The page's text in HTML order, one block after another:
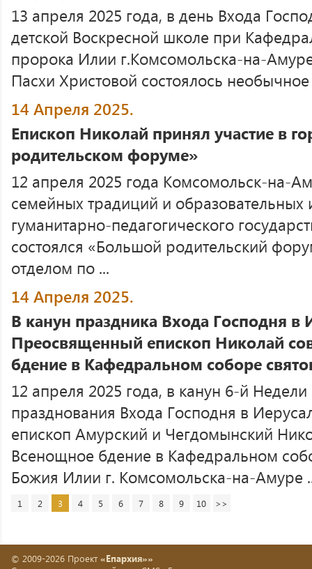
13 апреля 2025 года, в день Входа
детской Воскресной школе при
пророка Илии г.Комсомольска-на-
Пасхи Христовой состоялось необычное
14 Апреля 2025.
Епископ Николай принял участие в
родительском форуме»
12 апреля 2025 года Комсомольск-на-
семейных традиций и образовательных
гуманитарно-педагогического
состоялся «Большой родительский
отделом по ...
14 Апреля 2025.
В канун праздника Входа Господня в
Преосвященный епископ Николай
бдение в Кафедральном соборе
12 апреля 2025 года, в канун 6-й Недели
празднования Входа Господня в
епископ Амурский и Чегдомынский
Всенощное бдение в Кафедральном
Божия Илии г. Комсомольска-на-Амуре
1 2 3 4 5 6 7 8 9 10 >>
© 2009-2026 Проект «Епархия»»